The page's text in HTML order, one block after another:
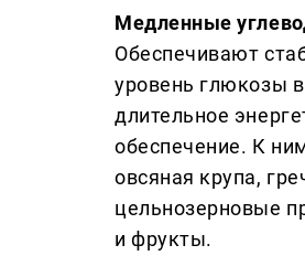
Медленные
Обеспечивают
уровень глюкозы
длительное
обеспечение. К
овсяная крупа,
цельнозерновые
и фрукты.